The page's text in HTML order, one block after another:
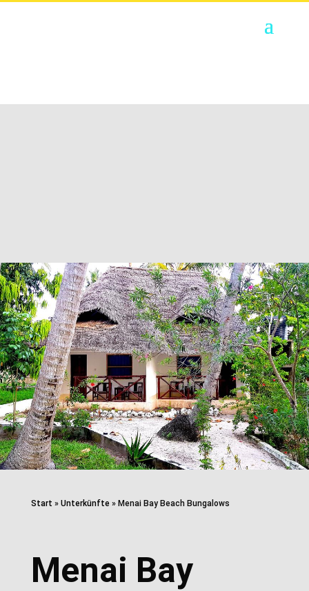
Start » Unterkünfte » Menai Bay Beach Bungalows
Menai Bay